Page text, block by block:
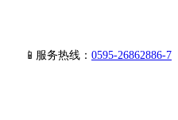
📱服务热线： 0595-26862886-7